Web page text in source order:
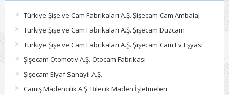
Türkiye Şişe ve Cam Fabrikaları A.Ş. Şişecam Cam Ambalaj
Türkiye Şişe ve Cam Fabrikaları A.Ş. Şişecam Düzcam
Türkiye Şişe ve Cam Fabrikaları A.Ş. Şişecam Cam Ev Eşyası
Şişecam Otomotiv A.Ş. Otocam Fabrikası
Şişecam Elyaf Sanayii A.Ş.
Camiş Madencilik A.Ş. Bilecik Maden İşletmeleri